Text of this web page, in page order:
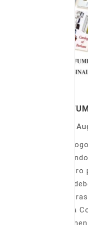
Sólo
Venta